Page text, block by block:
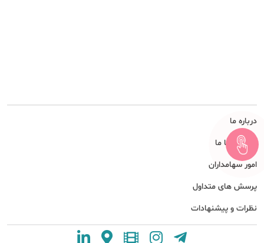
درباره ما
همکاری با ما
امور سهامداران
پرسش های متداول
نظرات و پیشنهادات